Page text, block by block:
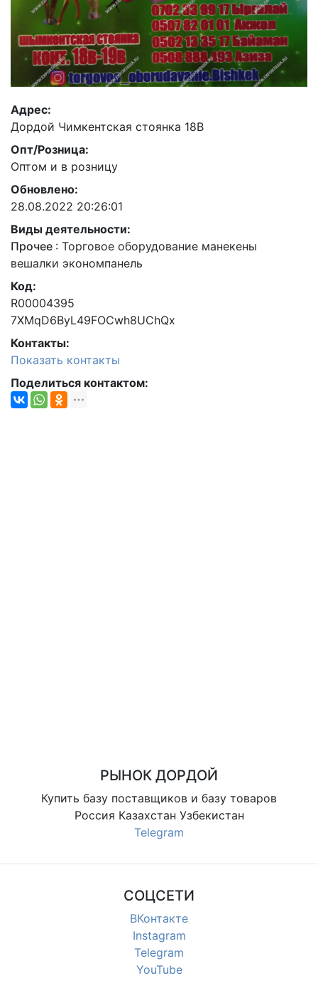
Адрес:
Дордой Чимкентская стоянка 18В
Опт/Розница:
Оптом и в розницу
Обновлено:
28.08.2022 20:26:01
Виды деятельности:
Прочее : Торговое оборудование манекены
вешалки экономпанель
Код:
R00004395
7XMqD6ByL49FOCwh8UChQx
Контакты:
Показать контакты
Поделиться контактом:
РЫНОК ДОРДОЙ
Купить базу поставщиков и базу товаров
Россия Казахстан Узбекистан
Telegram
СОЦСЕТИ
ВКонтакте
Instagram
Telegram
YouTube